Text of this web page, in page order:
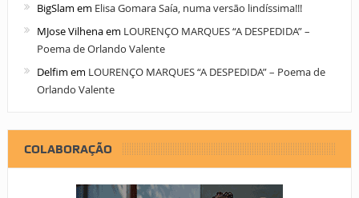
BigSlam em Elisa Gomara Saía, numa versão lindíssima!!!
MJose Vilhenaem LOURENÇO MARQUES “A DESPEDIDA” –
Poema de Orlando Valente
Delfim em LOURENÇO MARQUES “A DESPEDIDA” – Poema de
Orlando Valente
COLABORAÇÃO